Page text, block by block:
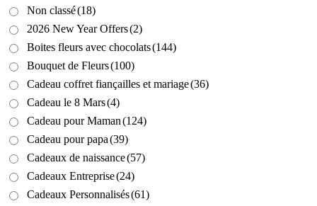
Non classé(18)
2026 New Year Offers(2)
Boites fleurs avec chocolats(144)
Bouquet de Fleurs(100)
Cadeau coffret fiançailles et mariage(36)
Cadeau le 8 Mars(4)
Cadeau pour Maman(124)
Cadeau pour papa(39)
Cadeaux de naissance(57)
Cadeaux Entreprise(24)
Cadeaux Personnalisés(61)